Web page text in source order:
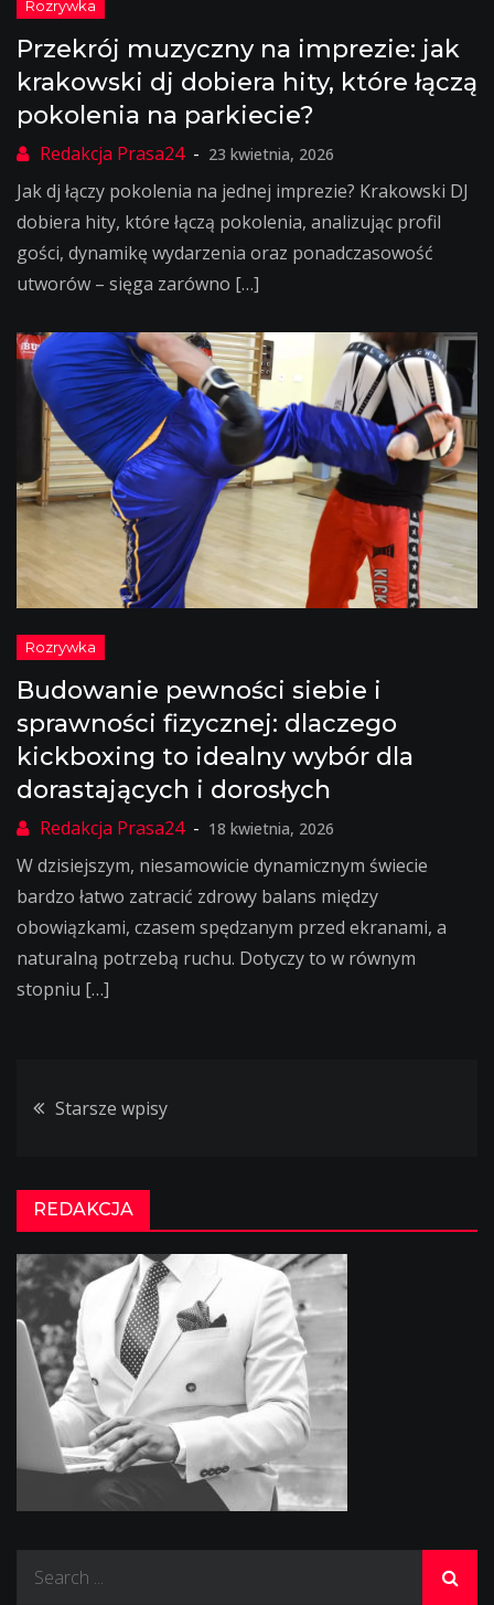
Przekrój muzyczny na imprezie: jak
krakowski dj dobiera hity, które łączą
pokolenia na parkiecie?
23 kwietnia, 2026
Jak dj łączy pokolenia na jednej imprezie? Krakowski DJ
dobiera hity, które łączą pokolenia, analizując profil
gości, dynamikę wydarzenia oraz ponadczasowość
utworów – sięga zarówno […]
Budowanie pewności siebie i
sprawności fizycznej: dlaczego
kickboxing to idealny wybór dla
dorastających i dorosłych
18 kwietnia, 2026
W dzisiejszym, niesamowicie dynamicznym świecie
bardzo łatwo zatracić zdrowy balans między
obowiązkami, czasem spędzanym przed ekranami, a
naturalną potrzebą ruchu. Dotyczy to w równym
stopniu […]
Nawigacja
po
wpisach
Starsze wpisy
REDAKCJA
Search